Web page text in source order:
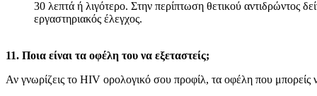
30 λεπτά ή λιγότερο. Στην περίπτωση θετικού αντιδρώντος
εργαστηριακός έλεγχος.
11. Ποια είναι τα οφέλη του να εξεταστείς;
Αν γνωρίζεις το HIV ορολογικό σου προφίλ, τα οφέλη που μπορείς